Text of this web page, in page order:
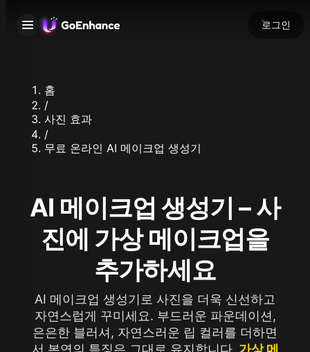
로그인
홈
/
사진 효과
/
무료 온라인 AI 메이크업 생성기
AI 메이크업 생성기 – 사
진에 가상 메이크업을
추가하세요
AI 메이크업 생성기로 사진을 더욱 신선하고
자연스럽게 꾸미세요. 부드러운 파운데이션,
은은한 블러셔, 자연스러운 립 컬러를 더하면
서 본연의 특징은 그대로 유지합니다. 가상 메